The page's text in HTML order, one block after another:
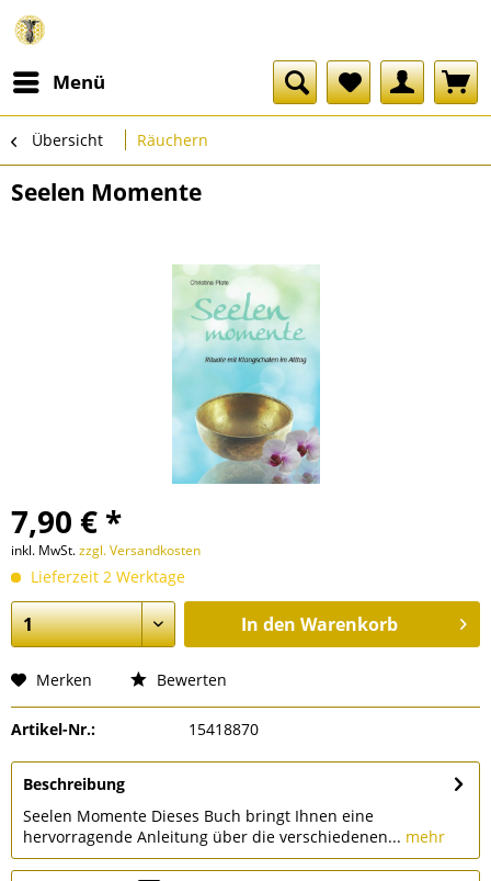
Menü
Übersicht Räuchern
Seelen Momente
7,90 € *
inkl. MwSt.zzgl. Versandkosten
Lieferzeit 2 Werktage
In den Warenkorb
Merken Bewerten
Artikel-Nr.: 15418870
Beschreibung
Seelen Momente Dieses Buch bringt Ihnen eine
hervorragende Anleitung über die verschiedenen... mehr